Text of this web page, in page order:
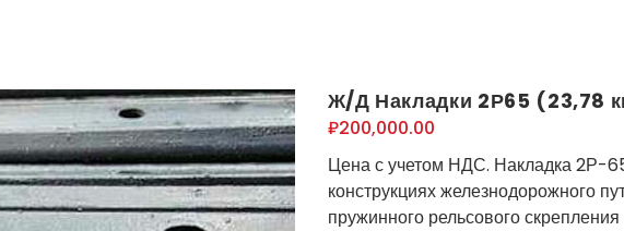
Ж/Д Накладки 2Р65 (23,78
₽200,000.00
Цена с учетом НДС. Накладка 2Р-
конструкциях железнодорожного
пружинного рельсового